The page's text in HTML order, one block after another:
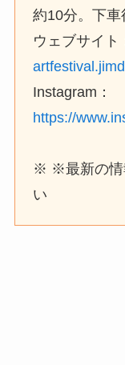
約10分。下
ウェブサイ
Instagram：
https://
※ ※最新の情
い